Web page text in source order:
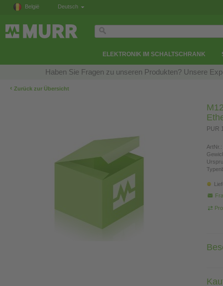
België Deutsch
ELEKTRONIK IM SCHALTSCHRANK
Haben Sie Fragen zu unseren Produkten? Unsere
‹ Zurück zur Übersicht
PUR
ArtNr.: